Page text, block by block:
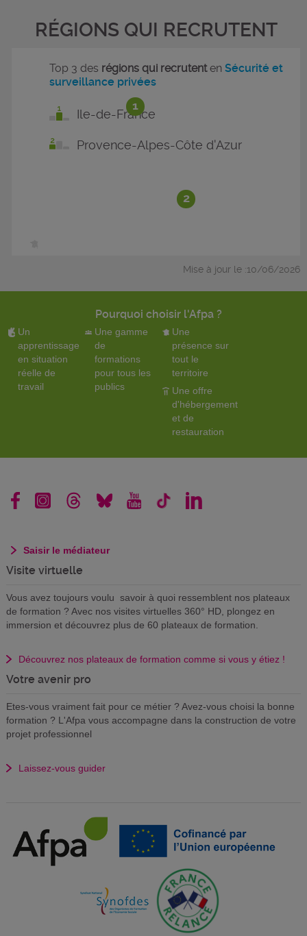
RÉGIONS QUI RECRUTENT
1
2
Top 3 des régions qui recrutentenSécurité et
surveillance privées
Ile-de-France
Provence-Alpes-Côte d'Azur
Mise à jour le :10/06/2026
Pourquoi choisir l'Afpa ?
Un
apprentissage
en situation
réelle de
travail
Une gamme
de
formations
pour tous les
publics
Une
présence sur
tout le
territoire
Une offre
d'hébergement
et de
restauration
Saisir le médiateur
Visite virtuelle
Vous avez toujours voulu savoir à quoi ressemblent nos plateaux
de formation ? Avec nos visites virtuelles 360° HD, plongez en
immersion et découvrez plus de 60 plateaux de formation.
Découvrez nos plateaux de formation comme si vous y étiez !
Votre avenir pro
Etes-vous vraiment fait pour ce métier ? Avez-vous choisi la bonne
formation ? L'Afpa vous accompagne dans la construction de votre
projet professionnel
Laissez-vous guider